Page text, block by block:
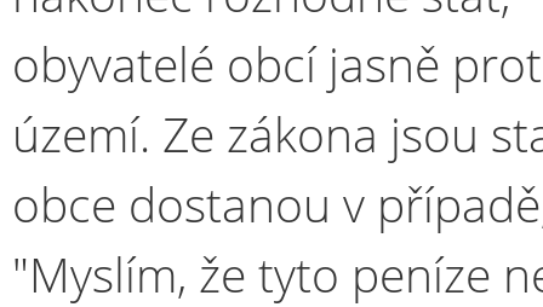
obyvatelé obcí jasně
území. Ze zákona jsou
obce dostanou v
"Myslím, že tyto peníze